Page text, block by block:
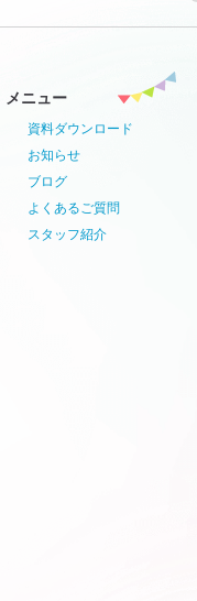
メニュー
資料ダウンロード
お知らせ
ブログ
よくあるご質問
スタッフ紹介